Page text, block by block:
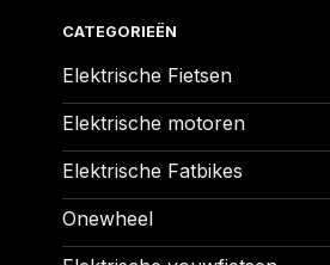
CATEGORIEËN
Elektrische Fietsen
Elektrische motoren
Elektrische Fatbikes
Onewheel